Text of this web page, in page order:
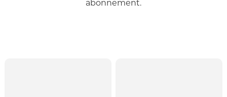
abonnement.